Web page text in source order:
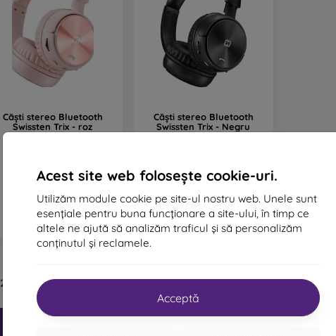
Acest site web folosește cookie-uri.
Utilizăm module cookie pe site-ul nostru web. Unele sunt
esențiale pentru buna funcționare a site-ului, în timp ce
altele ne ajută să analizăm traficul și să personalizăm
conținutul și reclamele.
Acceptă
Căști stereo Bluetooth
Swissten Trix - roz
Căști stereo Bluetooth
Swissten Trix - Negru
2 din total2.